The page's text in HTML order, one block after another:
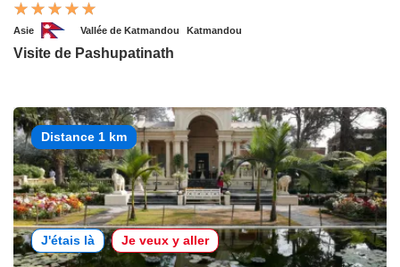
Asie Vallée de Katmandou Katmandou
Visite de Pashupatinath
Distance 1 km
J'étais là Je veux y aller